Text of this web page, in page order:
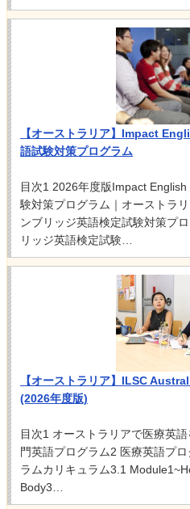
【オーストラリア】Impact
語試験対策プログラム
目次1 2026年度版Impact
験対策プログラム｜オーストラ
ンブリッジ英語検定試験対策プ
リッジ英語検定試験…
【オーストラリア】ILSC
(2026年度版)
目次1 オーストラリアで医療英
門英語プログラム2 医療英語プ
ラムカリキュラム3.1
Body3…